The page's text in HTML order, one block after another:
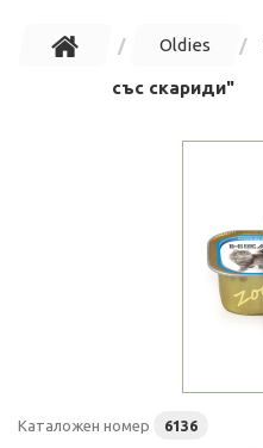
Oldies
със скариди"
Каталожен номер 6136